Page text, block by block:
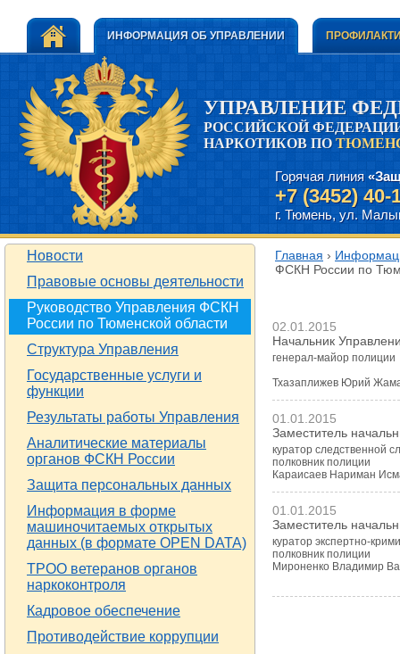
ИНФОРМАЦИЯ ОБ УПРАВЛЕНИИ
УПРАВЛЕНИЕ
РОССИЙСКОЙ
НАРКОТИКОВ ПО
Горячая линия
+7 (3452) 40-
г. Тюмень, ул.
Главная ›
ФСКН России по
02.01.2015
Начальник
генерал-майор полиции
Тхазаплижев Юрий
01.01.2015
Заместитель
куратор следственной
полковник полиции
Караисаев Нариман
01.01.2015
Заместитель
куратор экспертно-
полковник полиции
Мироненко Владимир
Новости
Правовые основы деятельности
Руководство Управления ФСКН
России по Тюменской области
Структура Управления
Государственные услуги и
функции
Результаты работы Управления
Аналитические материалы
органов ФСКН России
Защита персональных данных
Информация в форме
машиночитаемых открытых
данных (в формате OPEN DATA)
ТРОО ветеранов органов
наркоконтроля
Кадровое обеспечение
Противодействие коррупции